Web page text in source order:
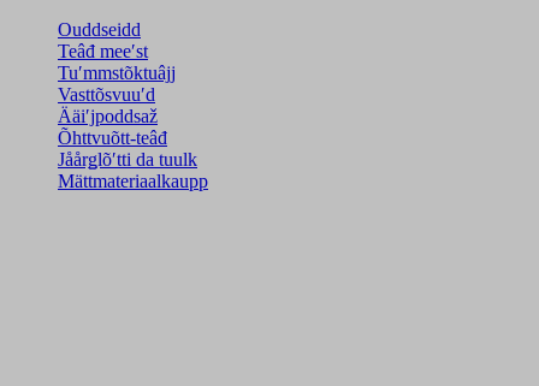
Ouddseidd
Teâđ meeʹst
Tuʹmmstõktuâjj
Vasttõsvuuʹd
Ääiʹjpoddsaž
Õhttvuõtt-teâđ
Jåårǥlõʹtti da tuulk
Mättmateriaalkaupp